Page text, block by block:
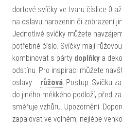
dortové svíčky ve tvaru číslice 0
na oslavu narozenin či zobrazení
Jednotlivé svíčky můžete
potřebné číslo. Svíčky mají
kombinovat s párty doplňky a
odstínu. Pro inspiraci můžete
oslavy – růžová. Postup: Svíčku
do jiného měkkého podloží, před
směřuje vzhůru. Upozornění:
zapalovat ve volném, nejlépe